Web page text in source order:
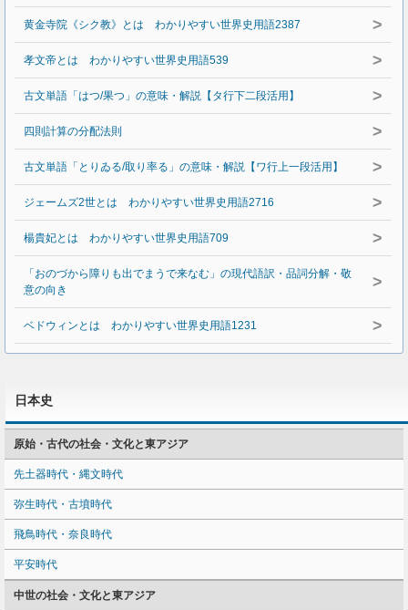
黄金寺院《シク教》とは わかりやすい世界史用語2387 >
孝文帝とは わかりやすい世界史用語539 >
古文単語「はつ/果つ」の意味・解説【タ行下二段活用】 >
四則計算の分配法則 >
古文単語「とりゐる/取り率る」の意味・解説【ワ行上一段活用】 >
ジェームズ2世とは わかりやすい世界史用語2716 >
楊貴妃とは わかりやすい世界史用語709 >
「おのづから障りも出でまうで来なむ」の現代語訳・品詞分解・敬
意の向き
>
ベドウィンとは わかりやすい世界史用語1231 >
日本史
原始・古代の社会・文化と東アジア
先土器時代・縄文時代
弥生時代・古墳時代
飛鳥時代・奈良時代
平安時代
中世の社会・文化と東アジア